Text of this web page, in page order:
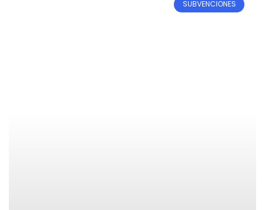
SUBVENCIONES